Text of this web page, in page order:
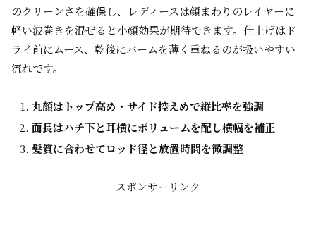
のクリーンさを確保し、レディースは顔まわりのレイヤーに
軽い波巻きを混ぜると小顔効果が期待できます。仕上げはド
ライ前にムース、乾後にバームを薄く重ねるのが扱いやすい
流れです。
丸顔はトップ高め・サイド控えめで縦比率を強調
面長はハチ下と耳横にボリュームを配し横幅を補正
髪質に合わせてロッド径と放置時間を微調整
スポンサーリンク